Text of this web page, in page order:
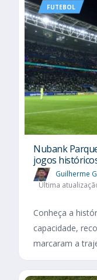
FUTEBOL
Nubank
jogos
Guilherme
Última
Conheça a
capacidade,
marcaram a